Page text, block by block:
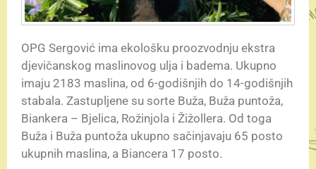
OPG Sergović ima ekološku proozvodnju ekstra
djevičanskog maslinovog ulja i badema. Ukupno
imaju 2183 maslina, od 6-godišnjih do 14-godišnjih
stabala. Zastupljene su sorte Buža, Buža puntoža,
Biankera – Bjelica, Rožinjola i Žižollera. Od toga
Buža i Buža puntoža ukupno sačinjavaju 65 posto
ukupnih maslina, a Biancera 17 posto.